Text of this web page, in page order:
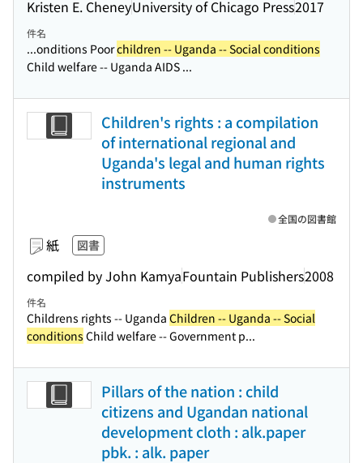
Kristen E. CheneyUniversity of Chicago Press2017
件名
...onditions Poorchildren -- Uganda -- Social conditions
Child welfare -- Uganda AIDS ...
Children's rights : a compilation
of international regional and
Uganda's legal and human rights
instruments
紙 図書
compiled by John KamyaFountain Publishers2008
全国の図書館
件名
Childrens rights -- Uganda Children -- Uganda -- Social
conditions Child welfare -- Government p...
Pillars of the nation : child
citizens and Ugandan national
development cloth : alk.paper
pbk. : alk. paper